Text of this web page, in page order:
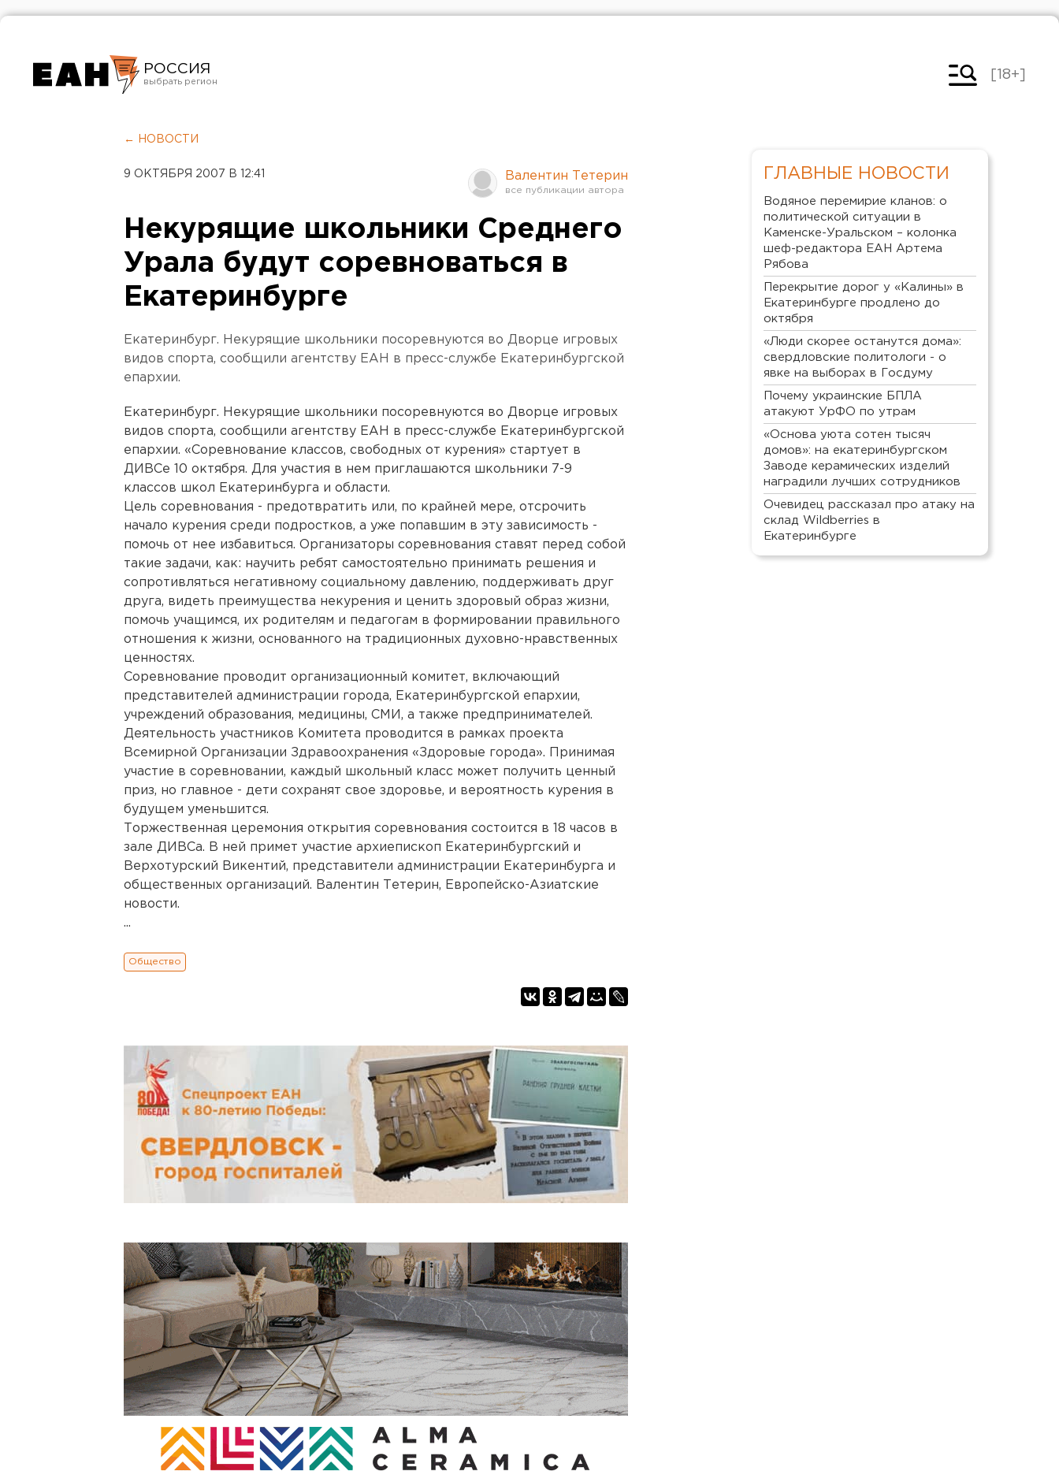
РОССИЯ
Челябинск
[18+]
← НОВОСТИ
9 ОКТЯБРЯ 2007 В 12:41 Валентин Тетерин
Некурящие школьники Среднего
Урала будут соревноваться в
Екатеринбурге
Екатеринбург. Некурящие школьники посоревнуются во Дворце игровых
видов спорта, сообщили агентству ЕАН в пресс-службе Екатеринбургской
епархии.
Екатеринбург. Некурящие школьники посоревнуются во Дворце игровых
видов спорта, сообщили агентству ЕАН в пресс-службе Екатеринбургской
епархии. «Соревнование классов, свободных от курения» стартует в
ДИВСе 10 октября. Для участия в нем приглашаются школьники 7-9
классов школ Екатеринбурга и области.
Цель соревнования - предотвратить или, по крайней мере, отсрочить
начало курения среди подростков, а уже попавшим в эту зависимость -
помочь от нее избавиться. Организаторы соревнования ставят перед собой
такие задачи, как: научить ребят самостоятельно принимать решения и
сопротивляться негативному социальному давлению, поддерживать друг
друга, видеть преимущества некурения и ценить здоровый образ жизни,
помочь учащимся, их родителям и педагогам в формировании правильного
отношения к жизни, основанного на традиционных духовно-нравственных
ценностях.
Соревнование проводит организационный комитет, включающий
представителей администрации города, Екатеринбургской епархии,
учреждений образования, медицины, СМИ, а также предпринимателей.
Деятельность участников Комитета проводится в рамках проекта
Всемирной Организации Здравоохранения «Здоровые города». Принимая
участие в соревновании, каждый школьный класс может получить ценный
приз, но главное - дети сохранят свое здоровье, и вероятность курения в
будущем уменьшится.
Торжественная церемония открытия соревнования состоится в 18 часов в
зале ДИВСа. В ней примет участие архиепископ Екатеринбургский и
Верхотурский Викентий, представители администрации Екатеринбурга и
общественных организаций. Валентин Тетерин, Европейско-Азиатские
новости.
...
Общество
ГЛАВНЫЕ НОВОСТИ
Водяное перемирие кланов: о
политической ситуации в
Каменске-Уральском – колонка
шеф-редактора ЕАН Артема
Рябова
Перекрытие дорог у «Калины» в
Екатеринбурге продлено до
октября
«Люди скорее останутся дома»:
свердловские политологи - о
явке на выборах в Госдуму
Почему украинские БПЛА
атакуют УрФО по утрам
«Основа уюта сотен тысяч
домов»: на екатеринбургском
Заводе керамических изделий
наградили лучших сотрудников
Очевидец рассказал про атаку на
склад Wildberries в
Екатеринбурге